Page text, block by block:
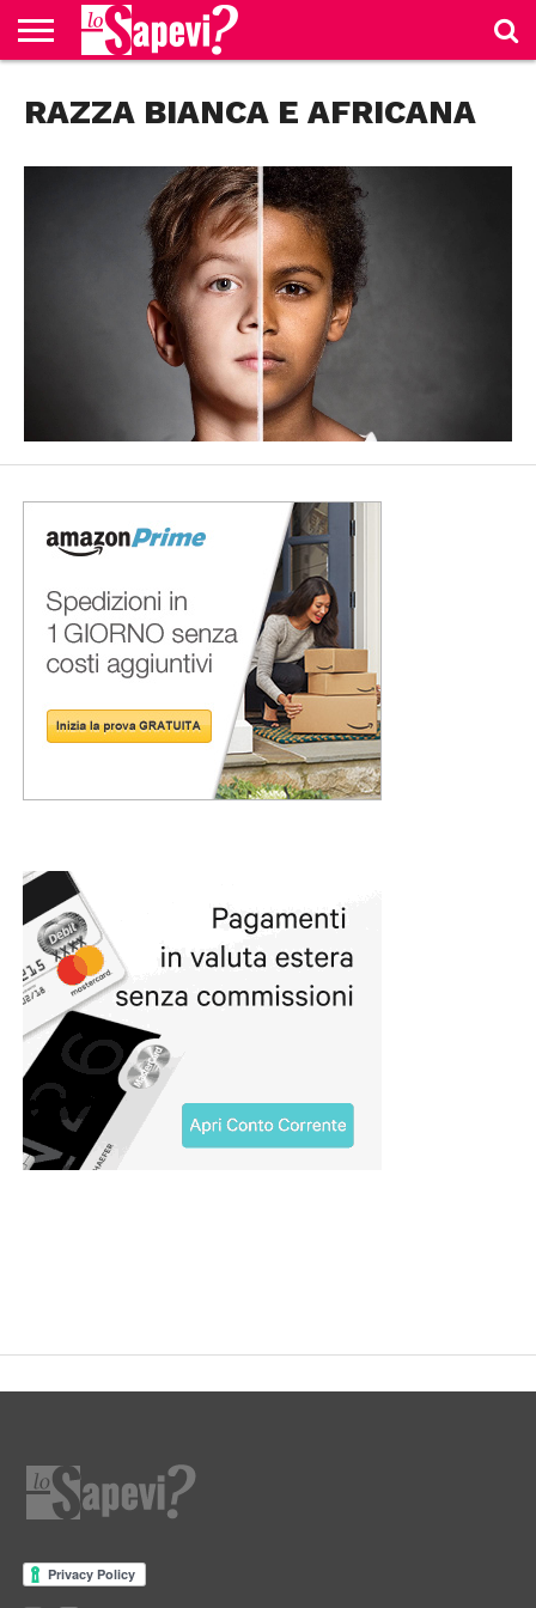
BENESSERE
GOSSIP
PRODOTTI
AMAZON
NEWS
CASA E
CUCINA
RAZZA BIANCA E AFRICANA